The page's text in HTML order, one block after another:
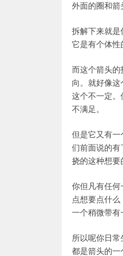
外面的圈和箭
拆解下来就是
它是有个体性
而这个箭头
向。就好像
这个不一定
不满足。
但是它又有一
们前面说的有
挠的这种想要
你但凡有任
点想要点什
一个稍微带有
所以呢你日
都是箭头的一